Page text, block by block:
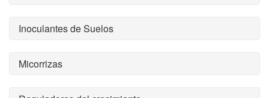
Inoculantes de Suelos
Micorrizas